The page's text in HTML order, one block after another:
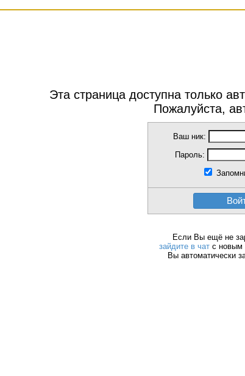
Эта страница доступна только
Пожалуйста,
Ваш ник:
Пароль:
Если Вы ещё не
зайдите в чатс новым
Вы автоматически